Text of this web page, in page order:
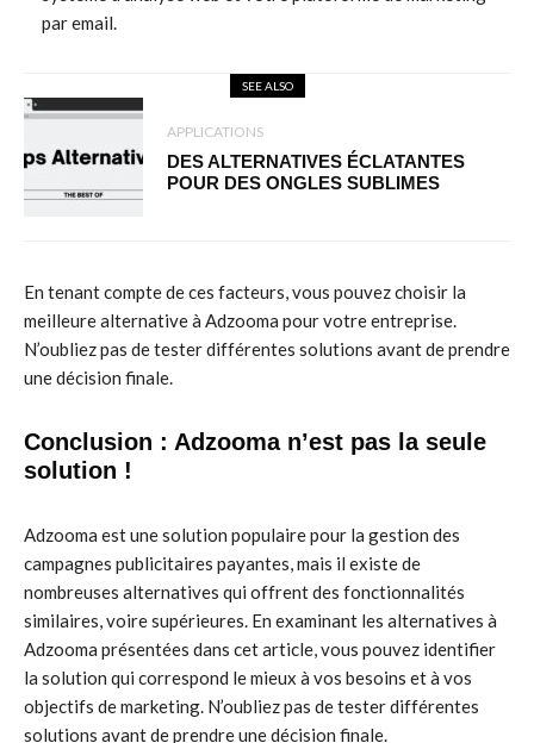
par email.
SEE ALSO
APPLICATIONS
DES ALTERNATIVES ÉCLATANTES
POUR DES ONGLES SUBLIMES
En tenant compte de ces facteurs, vous pouvez choisir la
meilleure alternative à Adzooma pour votre entreprise.
N’oubliez pas de tester différentes solutions avant de prendre
une décision finale.
Conclusion : Adzooma n’est pas la seule
solution !
Adzooma est une solution populaire pour la gestion des
campagnes publicitaires payantes, mais il existe de
nombreuses alternatives qui offrent des fonctionnalités
similaires, voire supérieures. En examinant les alternatives à
Adzooma présentées dans cet article, vous pouvez identifier
la solution qui correspond le mieux à vos besoins et à vos
objectifs de marketing. N’oubliez pas de tester différentes
solutions avant de prendre une décision finale.